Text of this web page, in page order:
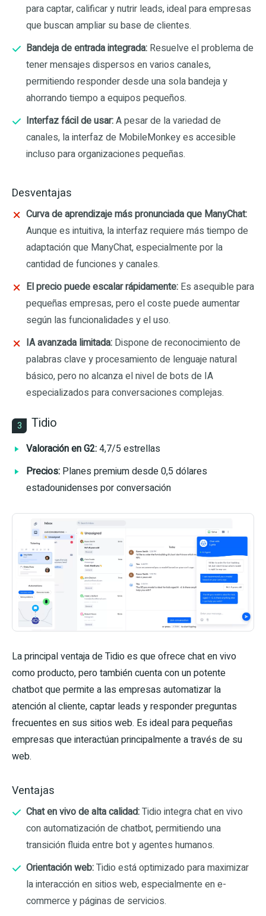
para captar, calificar y nutrir leads, ideal para empresas
que buscan ampliar su base de clientes.
Bandeja de entrada integrada: Resuelve el problema de
tener mensajes dispersos en varios canales,
permitiendo responder desde una sola bandeja y
ahorrando tiempo a equipos pequeños.
Interfaz fácil de usar:A pesar de la variedad de
canales, la interfaz de MobileMonkey es accesible
incluso para organizaciones pequeñas.
Desventajas
Curva de aprendizaje más pronunciada que ManyChat:
Aunque es intuitiva, la interfaz requiere más tiempo de
adaptación que ManyChat, especialmente por la
cantidad de funciones y canales.
El precio puede escalar rápidamente: Es asequible para
pequeñas empresas, pero el coste puede aumentar
según las funcionalidades y el uso.
IA avanzada limitada: Dispone de reconocimiento de
palabras clave y procesamiento de lenguaje natural
básico, pero no alcanza el nivel de bots de IA
especializados para conversaciones complejas.
3 Tidio
Valoración en G2:4,7/5 estrellas
Precios: Planes premium desde 0,5 dólares
estadounidenses por conversación
La principal ventaja de Tidio es que ofrece chat en vivo
como producto, pero también cuenta con un potente
chatbot que permite a las empresas automatizar la
atención al cliente, captar leads y responder preguntas
frecuentes en sus sitios web. Es ideal para pequeñas
empresas que interactúan principalmente a través de su
web.
Ventajas
Chat en vivo de alta calidad:Tidio integra chat en vivo
con automatización de chatbot, permitiendo una
transición fluida entre bot y agentes humanos.
Orientación web:Tidio está optimizado para maximizar
la interacción en sitios web, especialmente en e-
commerce y páginas de servicios.